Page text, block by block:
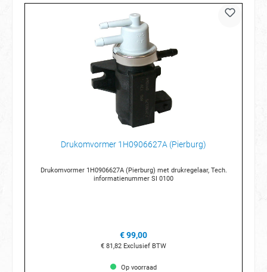
Drukomvormer 1H0906627A (Pierburg)
Drukomvormer 1H0906627A (Pierburg) met drukregelaar, Tech.
informatienummer SI 0100
€ 99,00
€ 81,82 Exclusief BTW
Op voorraad